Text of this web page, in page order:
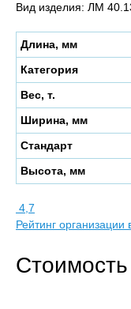
Вид изделия: ЛМ
Длина, мм
Категория
Вес, т.
Ширина, мм
Стандарт
Высота, мм
4,7
Рейтинг организации
Стоимость